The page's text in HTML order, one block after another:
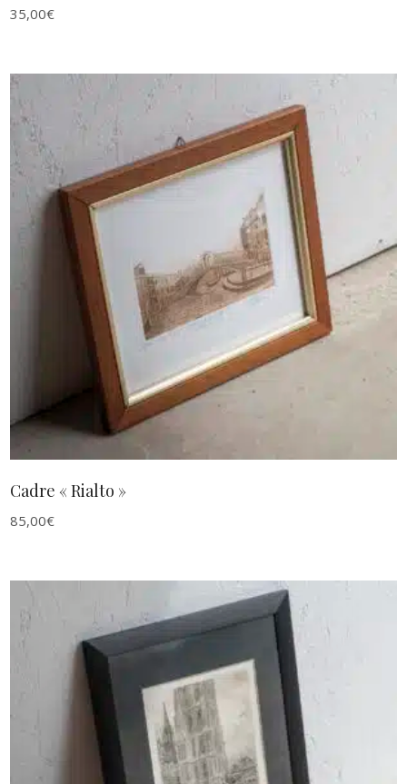
35,00€
AJOUTER AU PANIER
Cadre « Rialto »
85,00€
AJOUTER AU PANIER